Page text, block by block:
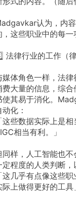
认为，内
，这些职业中的每一
法律行业的工作（
媒体角色一样，法
费大量的信息，综
使其易于消化。
化：
这些数据实际上是
相当有利。」
同样，人工智能也
定程度的人类判断，
这几乎有点像这些
际上做得更好的工具